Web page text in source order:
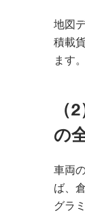
地図
積載
ます。
（
の
車両
ば、
グラ